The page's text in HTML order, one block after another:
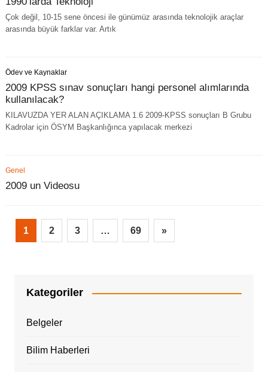
Çok değil, 10-15 sene öncesi ile günümüz arasında teknolojik araçlar
arasında büyük farklar var. Artık
Ödev ve Kaynaklar
2009 KPSS sınav sonuçları hangi personel alımlarında
kullanılacak?
KILAVUZDA YER ALAN AÇIKLAMA 1.6 2009-KPSS sonuçları B Grubu
Kadrolar için ÖSYM Başkanlığınca yapılacak merkezi
Genel
2009 un Videosu
1 2 3 … 69 »
Kategoriler
Belgeler
Bilim Haberleri